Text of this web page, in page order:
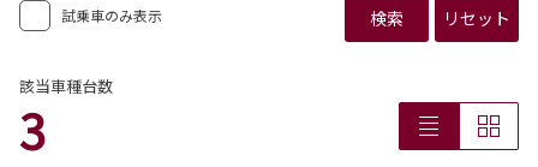
試乗車のみ表示 検索 リセット
該当車種台数
3